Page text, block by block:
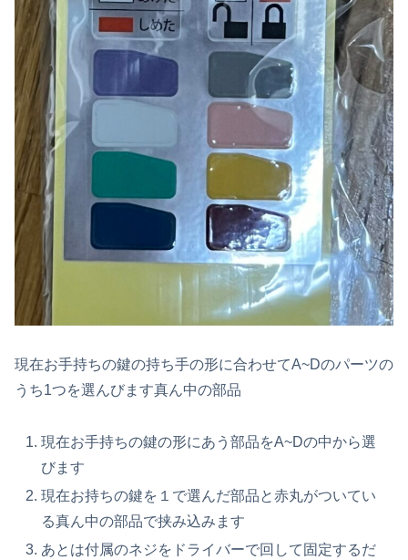
現在お手持ちの鍵の持ち手の形に合わせてA~Dのパーツの
うち1つを選んびます真ん中の部品
現在お手持ちの鍵の形にあう部品をA~Dの中から選
びます
現在お持ちの鍵を１で選んだ部品と赤丸がついてい
る真ん中の部品で挟み込みます
あとは付属のネジをドライバーで回して固定するだ